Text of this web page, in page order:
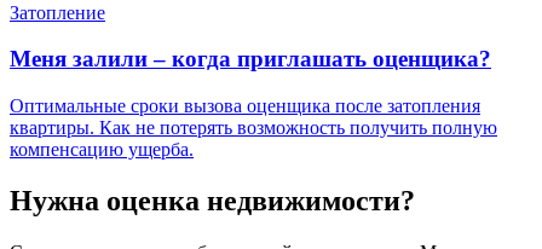
Затопление
Меня залили – когда приглашать оценщика?
Оптимальные сроки вызова оценщика после затопления
квартиры. Как не потерять возможность получить полную
компенсацию ущерба.
Нужна оценка недвижимости?